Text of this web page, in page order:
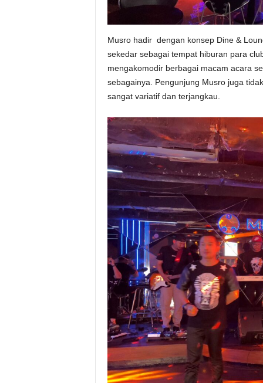
Musro hadir dengan konsep Dine &
sekedar sebagai tempat hiburan para
mengakomodir berbagai macam acara
sebagainya. Pengunjung Musro juga
sangat variatif dan terjangkau.